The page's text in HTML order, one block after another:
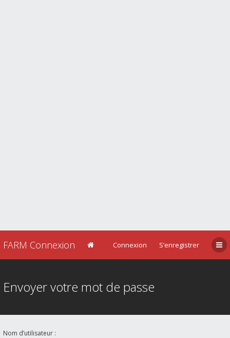
FARM Connexion Connexion S’enregistrer
Envoyer votre mot de passe
Nom d’utilisateur :